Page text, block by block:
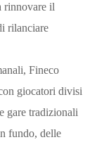
rinnovare il
rilanciare
Fineco
giocatori divisi
gare tradizionali
fundo, delle